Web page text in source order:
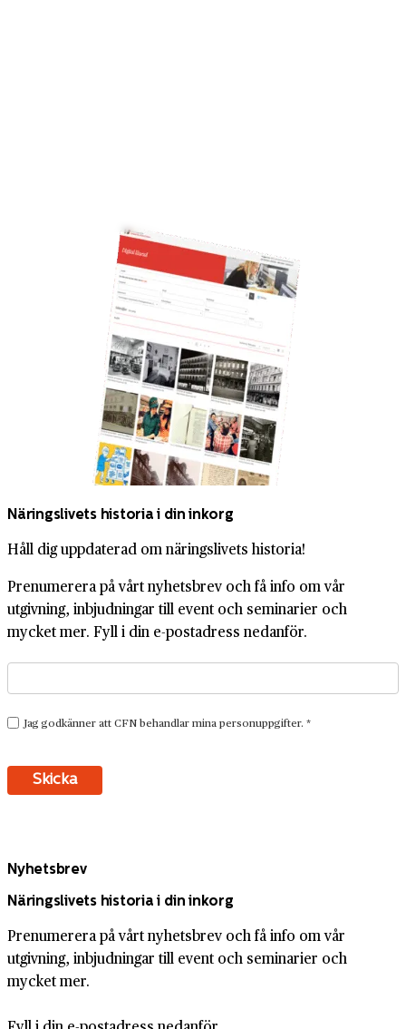
Näringslivets historia i din inkorg
Håll dig uppdaterad om näringslivets historia!
Prenumerera på vårt nyhetsbrev och få info om vår
utgivning, inbjudningar till event och seminarier och
mycket mer. Fyll i din e-postadress nedanför.
Nyhetsbrev
Näringslivets historia i din inkorg
Prenumerera på vårt nyhetsbrev och få info om vår
utgivning, inbjudningar till event och seminarier och
mycket mer.